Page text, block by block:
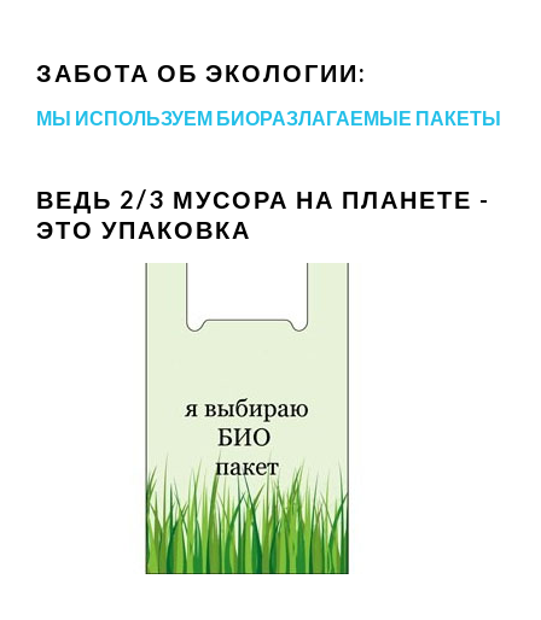
ЗАБОТА ОБ ЭКОЛОГИИ:
МЫ ИСПОЛЬЗУЕМ БИОРАЗЛАГАЕМЫЕ ПАКЕТЫ
ВЕДЬ 2/3 МУСОРА НА ПЛАНЕТЕ -
ЭТО УПАКОВКА